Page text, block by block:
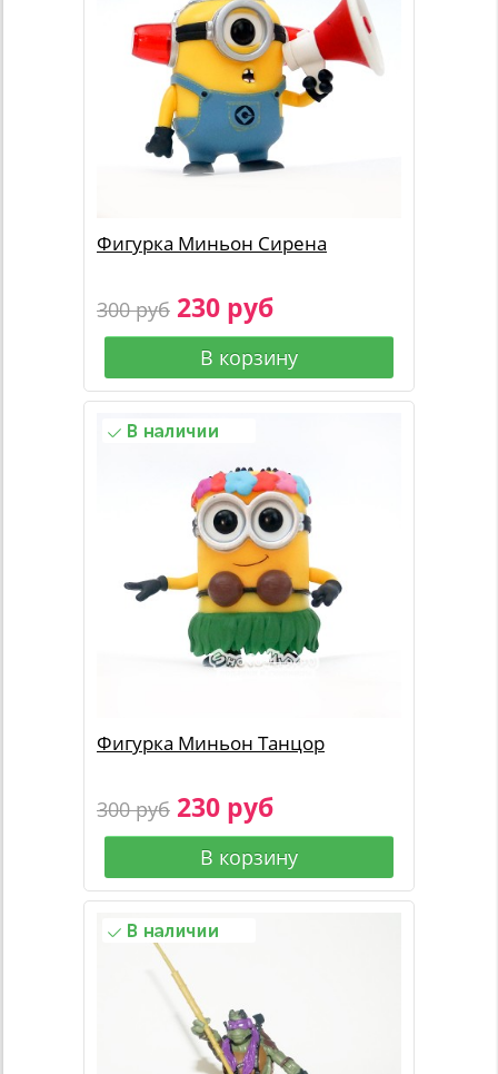
Фигурка Миньон Сирена
300 руб 230 руб
В корзину
Фигурка Миньон Танцор
300 руб 230 руб
В корзину